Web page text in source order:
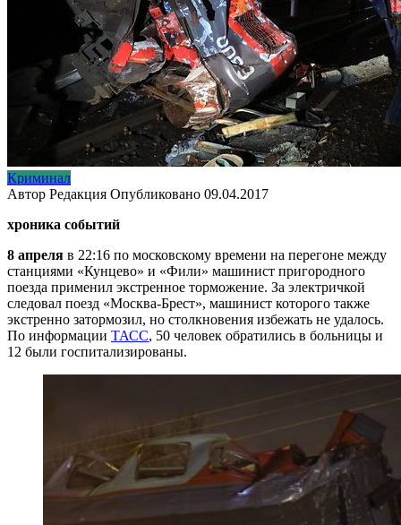
Криминал
Автор Редакция Опубликовано 09.04.2017
хроника событий
8 апреля в 22:16 по московскому времени на перегоне между
станциями «Кунцево» и «Фили» машинист пригородного
поезда применил экстренное торможение. За электричкой
следовал поезд «Москва-Брест», машинист которого также
экстренно затормозил, но столкновения избежать не удалось.
По информации ТАСС, 50 человек обратились в больницы и
12 были госпитализированы.